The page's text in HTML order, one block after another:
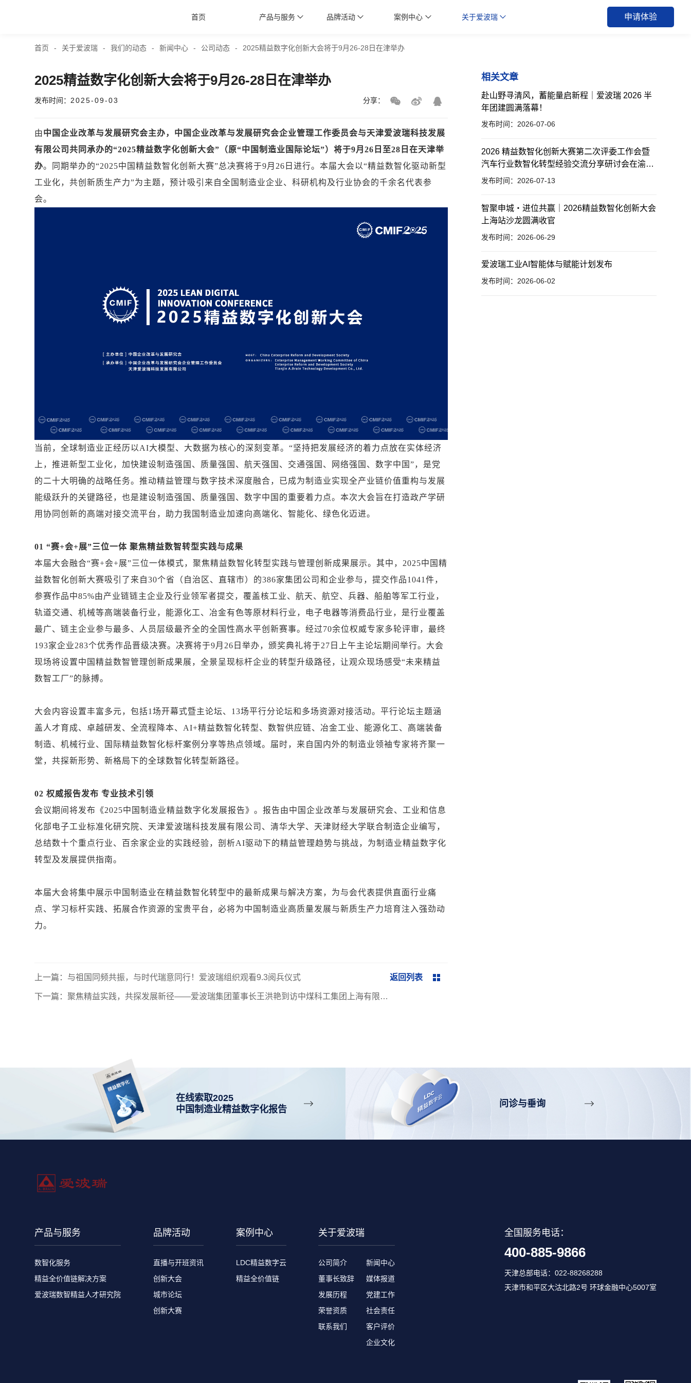
首页 产品与服务 品牌活动 案例中心 关于爱波瑞
品牌活动
案例中心
关于爱波瑞
申请体验
首页 - 关于爱波瑞 - 我们的动态 - 新闻中心 - 公司动态 - 2025精益数字化创新大会将于9月26-28日在津举办
2025精益数字化创新大会将于9月26-28日在津举办
发布时间： 2025-09-03 分享：
由中国企业改革与发展研究会主办，中国企业改革与发展研究会企业管理工作委员会与天津爱波瑞科技发展
有限公司共同承办的“2025精益数字化创新大会”（原“中国制造业国际论坛”）将于9月26日至28日在天津举
办。同期举办的“2025中国精益数智化创新大赛”总决赛将于9月26日进行。本届大会以“精益数智化驱动新型
工业化，共创新质生产力”为主题，预计吸引来自全国制造业企业、科研机构及行业协会的千余名代表参
会。
当前，全球制造业正经历以AI大模型、大数据为核心的深刻变革。“坚持把发展经济的着力点放在实体经济
上，推进新型工业化，加快建设制造强国、质量强国、航天强国、交通强国、网络强国、数字中国”，是党
的二十大明确的战略任务。推动精益管理与数字技术深度融合，已成为制造业实现全产业链价值重构与发展
能级跃升的关键路径，也是建设制造强国、质量强国、数字中国的重要着力点。本次大会旨在打造政产学研
用协同创新的高端对接交流平台，助力我国制造业加速向高端化、智能化、绿色化迈进。
01 “赛+会+展”三位一体 聚焦精益数智转型实践与成果
本届大会融合“赛+会+展”三位一体模式，聚焦精益数智化转型实践与管理创新成果展示。其中，2025中国精
益数智化创新大赛吸引了来自30个省（自治区、直辖市）的386家集团公司和企业参与，提交作品1041件，
参赛作品中85%由产业链链主企业及行业领军者提交，覆盖核工业、航天、航空、兵器、船舶等军工行业，
轨道交通、机械等高端装备行业，能源化工、冶金有色等原材料行业，电子电器等消费品行业，是行业覆盖
最广、链主企业参与最多、人员层级最齐全的全国性高水平创新赛事。经过70余位权威专家多轮评审，最终
193家企业283个优秀作品晋级决赛。决赛将于9月26日举办，颁奖典礼将于27日上午主论坛期间举行。大会
现场将设置中国精益数智管理创新成果展，全景呈现标杆企业的转型升级路径，让观众现场感受“未来精益
数智工厂”的脉搏。
大会内容设置丰富多元，包括1场开幕式暨主论坛、13场平行分论坛和多场资源对接活动。平行论坛主题涵
盖人才育成、卓越研发、全流程降本、AI+精益数智化转型、数智供应链、冶金工业、能源化工、高端装备
制造、机械行业、国际精益数智化标杆案例分享等热点领域。届时，来自国内外的制造业领袖专家将齐聚一
堂，共探新形势、新格局下的全球数智化转型新路径。
02 权威报告发布 专业技术引领
会议期间将发布《2025中国制造业精益数字化发展报告》。报告由中国企业改革与发展研究会、工业和信息
化部电子工业标准化研究院、天津爱波瑞科技发展有限公司、清华大学、天津财经大学联合制造企业编写，
总结数十个重点行业、百余家企业的实践经验，剖析AI驱动下的精益管理趋势与挑战，为制造业精益数字化
转型及发展提供指南。
本届大会将集中展示中国制造业在精益数智化转型中的最新成果与解决方案，为与会代表提供直面行业痛
点、学习标杆实践、拓展合作资源的宝贵平台，必将为中国制造业高质量发展与新质生产力培育注入强劲动
力。
上一篇：与祖国同频共振，与时代瑞意同行！爱波瑞组织观看9.3阅兵仪式
下一篇：聚焦精益实践，共探发展新径——爱波瑞集团董事长王洪艳到访中煤科工集团上海有限公
返回列表
相关文章
赴山野寻清风，蓄能量启新程｜爱波瑞 2026 半
年团建圆满落幕！
发布时间：2026-07-06
2026 精益数智化创新大赛第二次评委工作会暨
汽车行业数智化转型经验交流分享研讨会在渝举
办
发布时间：2026-07-13
智聚申城・进位共赢｜2026精益数智化创新大会
上海站沙龙圆满收官
发布时间：2026-06-29
爱波瑞工业AI智能体与赋能计划发布
发布时间：2026-06-02
在线索取2025
中国制造业精益数字化报告
问诊与垂询
产品与服务
数智化服务
精益全价值链解决方案
爱波瑞数智精益人才研究院
品牌活动
直播与开班资讯
创新大会
城市论坛
创新大赛
案例中心
LDC精益数字云
精益全价值链
关于爱波瑞
公司简介
董事长致辞
发展历程
荣誉资质
联系我们
新闻中心
媒体报道
党建工作
社会责任
客户评价
企业文化
全国服务电话：
400-885-9866
天津总部电话：022-88268288
天津市和平区大沽北路2号 环球金融中心5007室